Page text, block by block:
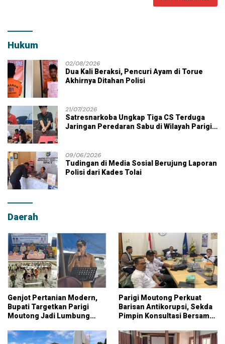
Hukum
02/08/2026
Dua Kali Beraksi, Pencuri Ayam di Torue
Akhirnya Ditahan Polisi
21/07/2026
Satresnarkoba Ungkap Tiga CS Terduga
Jaringan Peredaran Sabu di Wilayah Parigi
09/06/2026
Tudingan di Media Sosial Berujung Laporan
Polisi dari Kades Tolai
Daerah
Genjot Pertanian Modern,
Bupati Targetkan Parigi
Moutong Jadi Lumbung
Parigi Moutong Perkuat
Barisan Antikorupsi, Sekda
Pimpin Konsultasi Bersama